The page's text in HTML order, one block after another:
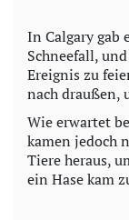
In Calgary gab
Schneefall,
Ereignis zu
nach draußen,
Wie erwartet
kamen jedoch
Tiere heraus,
ein Hase kam